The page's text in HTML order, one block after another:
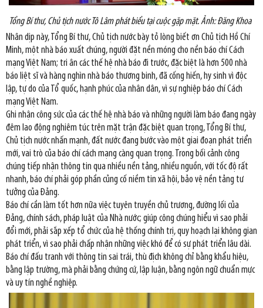
Tổng Bí thư, Chủ tịch nước Tô Lâm phát biểu tại cuộc gặp mặt. Ảnh: Đăng Khoa
Nhân dịp này, Tổng Bí thư, Chủ tịch nước bày tỏ lòng biết ơn Chủ tịch Hồ Chí
Minh, một nhà báo xuất chúng, người đặt nền móng cho nền báo chí Cách
mạng Việt Nam; tri ân các thế hệ nhà báo đi trước, đặc biệt là hơn 500 nhà
báo liệt sĩ và hàng nghìn nhà báo thương binh, đã cống hiến, hy sinh vì độc
lập, tự do của Tổ quốc, hạnh phúc của nhân dân, vì sự nghiệp báo chí Cách
mạng Việt Nam.
Ghi nhận công sức của các thế hệ nhà báo và những người làm báo đang ngày
đêm lao động nghiêm túc trên mặt trận đặc biệt quan trọng, Tổng Bí thư,
Chủ tịch nước nhấn mạnh, đất nước đang bước vào một giai đoạn phát triển
mới, vai trò của báo chí cách mạng càng quan trọng. Trong bối cảnh công
chúng tiếp nhận thông tin qua nhiều nền tảng, nhiều nguồn, với tốc độ rất
nhanh, báo chí phải góp phần củng cố niềm tin xã hội, bảo vệ nền tảng tư
tưởng của Đảng.
Báo chí cần làm tốt hơn nữa việc tuyên truyền chủ trương, đường lối của
Đảng, chính sách, pháp luật của Nhà nước; giúp công chúng hiểu vì sao phải
đổi mới, phải sắp xếp tổ chức của hệ thống chính trị, quy hoạch lại không gian
phát triển, vì sao phải chấp nhận những việc khó để có sự phát triển lâu dài.
Báo chí đấu tranh với thông tin sai trái, thù địch không chỉ bằng khẩu hiệu,
bằng lập trường, mà phải bằng chứng cứ, lập luận, bằng ngôn ngữ chuẩn mực
và uy tín nghề nghiệp.